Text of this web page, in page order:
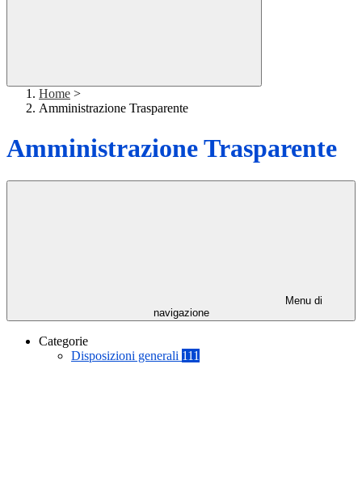
Home >
Amministrazione Trasparente
Amministrazione Trasparente
Menu di
navigazione
Categorie
Disposizioni generali 111